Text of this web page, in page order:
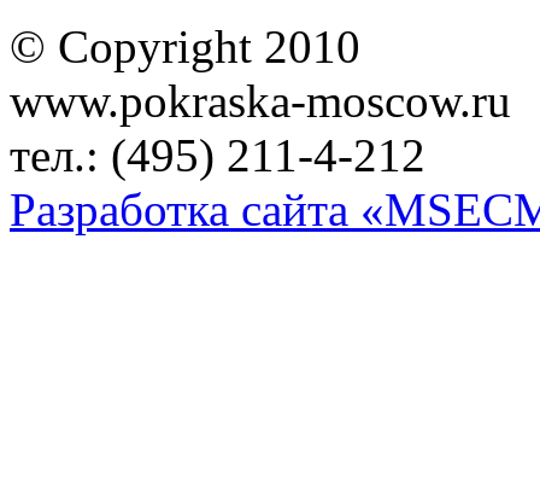
© Copyright 2010
www.pokraska-moscow.ru
тел.: (495) 211-4-212
Разработка сайта